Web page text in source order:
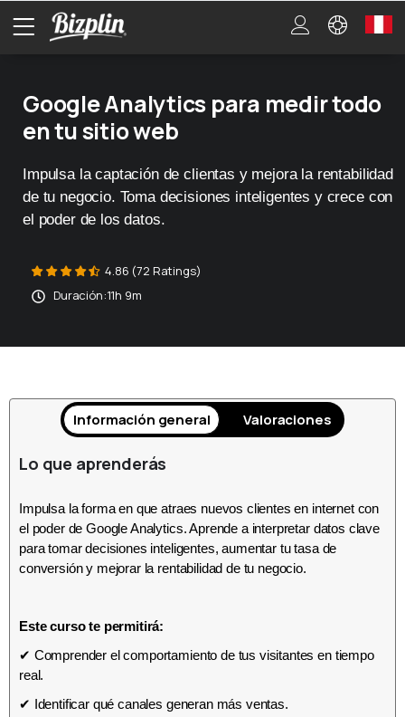
Google Analytics para medir todo
en tu sitio web
Impulsa la captación de clientas y mejora la rentabilidad
de tu negocio. Toma decisiones inteligentes y crece con
el poder de los datos.
4.86 (72 Ratings)
Duración:11h 9m
Información general Valoraciones
Lo que aprenderás
Impulsa la forma en que atraes nuevos clientes en internet con
el poder de Google Analytics. Aprende a interpretar datos clave
para tomar decisiones inteligentes, aumentar tu tasa de
conversión y mejorar la rentabilidad de tu negocio.
Este curso te permitirá:
✔ Comprender el comportamiento de tus visitantes en tiempo
real.
✔ Identificar qué canales generan más ventas.